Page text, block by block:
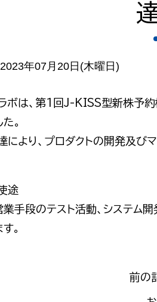
2023年07月20日(木曜日)
ボは、第1回J-KISS型新株予約
。
より、プロダクトの開発及び
途
手段のテスト活動、システム
。
前の